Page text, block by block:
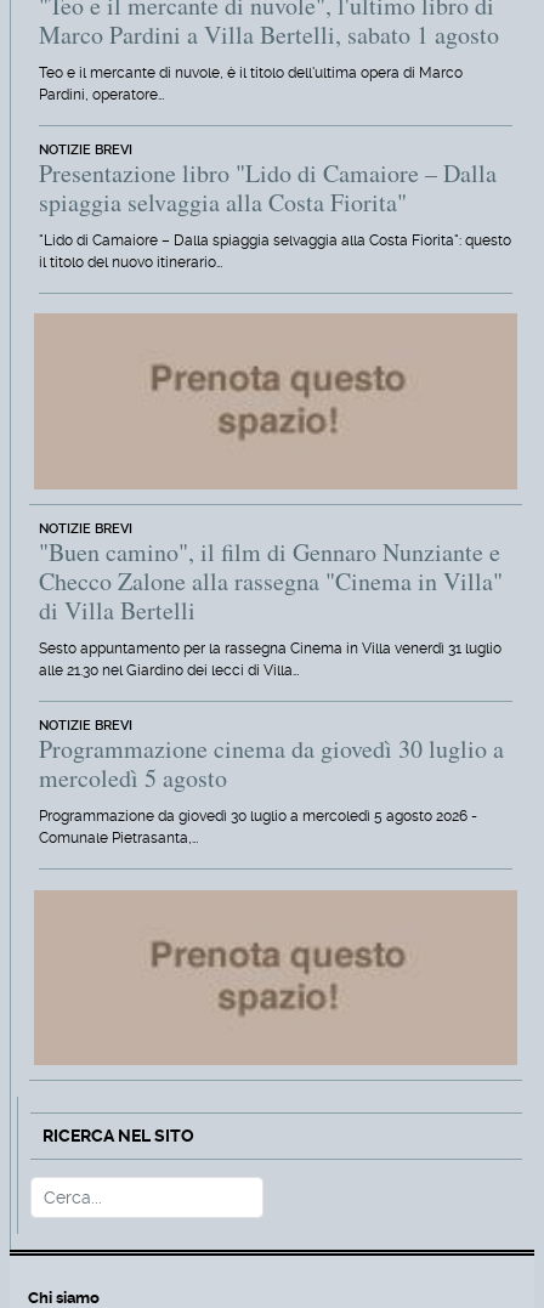
Marco Pardini a Villa Bertelli, sabato 1 agosto
Teo e il mercante di nuvole, è il titolo dell'ultima opera di Marco
Pardini, operatore…
NOTIZIE BREVI
Presentazione libro "Lido di Camaiore – Dalla
spiaggia selvaggia alla Costa Fiorita"
"Lido di Camaiore – Dalla spiaggia selvaggia alla Costa Fiorita": questo
il titolo del nuovo itinerario…
NOTIZIE BREVI
"Buen camino", il film di Gennaro Nunziante e
Checco Zalone alla rassegna "Cinema in Villa"
di Villa Bertelli
Sesto appuntamento per la rassegna Cinema in Villa venerdì 31 luglio
alle 21.30 nel Giardino dei lecci di Villa…
NOTIZIE BREVI
Programmazione cinema da giovedì 30 luglio a
mercoledì 5 agosto
Programmazione da giovedì 30 luglio a mercoledì 5 agosto 2026 -
Comunale Pietrasanta,…
RICERCA NEL SITO
Cerca Type 2 or more characters for
Chi siamo